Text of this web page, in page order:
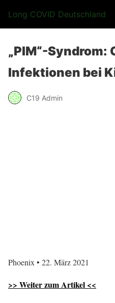
Long COVID Deutschland
„PIM“-Syndrom:
Infektionen bei
C19 Admin
Phoenix • 22. März 2021
>> Weiter zum Artikel <<